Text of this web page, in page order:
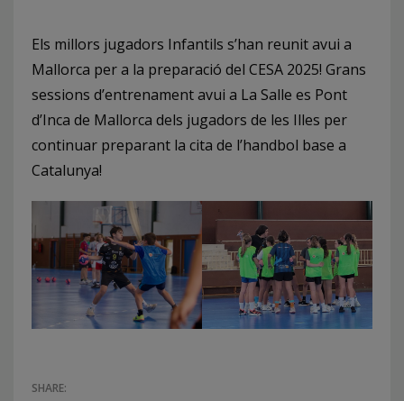
Els millors jugadors Infantils s’han reunit avui a
Mallorca per a la preparació del CESA 2025! Grans
sessions d’entrenament avui a La Salle es Pont
d’Inca de Mallorca dels jugadors de les Illes per
continuar preparant la cita de l’handbol base a
Catalunya!